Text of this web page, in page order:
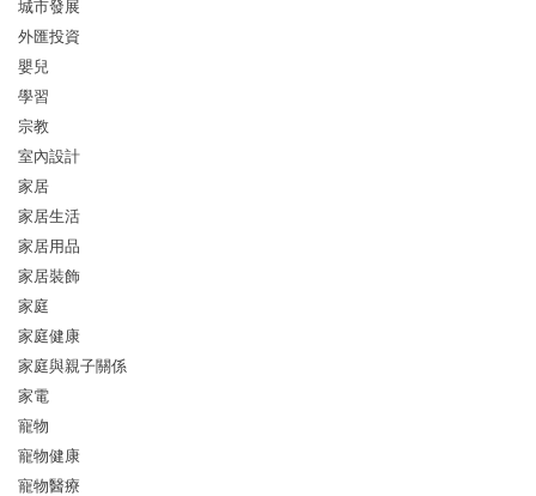
城市發展
外匯投資
嬰兒
學習
宗教
室內設計
家居
家居生活
家居用品
家居裝飾
家庭
家庭健康
家庭與親子關係
家電
寵物
寵物健康
寵物醫療